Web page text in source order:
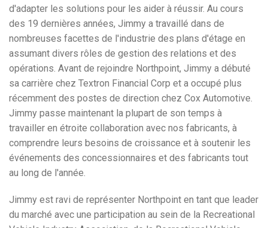
d'adapter les solutions pour les aider à réussir. Au cours
des 19 dernières années, Jimmy a travaillé dans de
nombreuses facettes de l'industrie des plans d'étage en
assumant divers rôles de gestion des relations et des
opérations. Avant de rejoindre Northpoint, Jimmy a débuté
sa carrière chez Textron Financial Corp et a occupé plus
récemment des postes de direction chez Cox Automotive.
Jimmy passe maintenant la plupart de son temps à
travailler en étroite collaboration avec nos fabricants, à
comprendre leurs besoins de croissance et à soutenir les
événements des concessionnaires et des fabricants tout
au long de l'année.
Jimmy est ravi de représenter Northpoint en tant que leader
du marché avec une participation au sein de la Recreational